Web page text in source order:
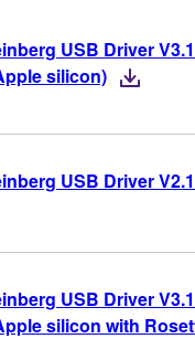
USB Driver
silicon)
USB Driver
USB Driver
silicon with